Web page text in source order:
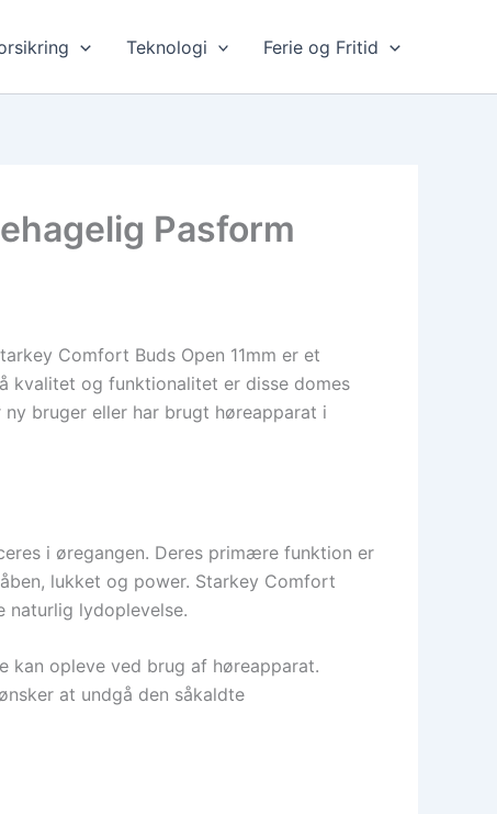
Teknologi Ferie og Fritid
Pasform
Comfort Buds Open 11mm er et
kvalitet og funktionalitet er disse domes
bruger eller har brugt høreapparat i
i øregangen. Deres primære funktion er
lukket og power. Starkey Comfort
naturlig lydoplevelse.
kan opleve ved brug af høreapparat.
at undgå den såkaldte